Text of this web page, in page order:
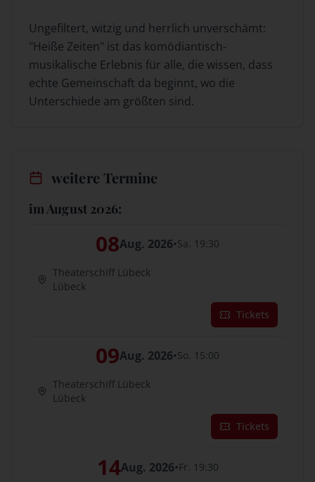
Ungefiltert, witzig und herrlich unverschämt:
"Heiße Zeiten" ist das komödiantisch-
musikalische Erlebnis für alle, die wissen, dass
echte Gemeinschaft da beginnt, wo die
Unterschiede am größten sind.
weitere Termine
im August 2026:
08Aug. 2026•Sa. 19:30
Theaterschiff Lübeck
Lübeck
Tickets
09Aug. 2026•So. 15:00
Theaterschiff Lübeck
Lübeck
Tickets
14Aug. 2026• Fr. 19:30